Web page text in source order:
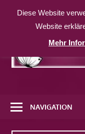
Inhalt
weitere
Website
NAVIGATION
Diese Website
Website
Mehr